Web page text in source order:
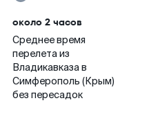
около 2 часов
Среднее время
перелета из
Владикавказа в
Симферополь (Крым)
без пересадок